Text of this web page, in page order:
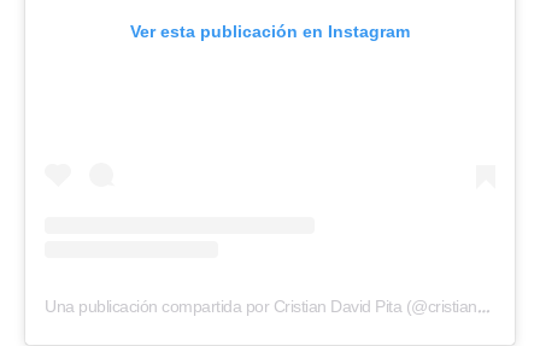
Ver esta publicación en Instagram
Una publicación compartida por Cristian David Pita (@cristian_pita593)